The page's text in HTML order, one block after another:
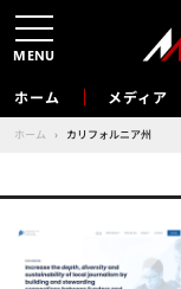
ホーム メディア
ホーム › カリフォルニア州
MENU